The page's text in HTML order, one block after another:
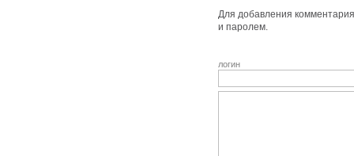
Для добавления
и паролем.
логин